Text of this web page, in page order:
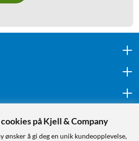
på Kjell & Company
ønsker å gi deg en unik kundeopplevelse,